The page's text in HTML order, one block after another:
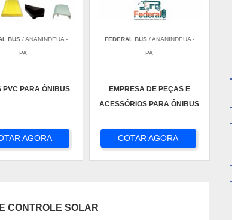
BUS / ANANINDEUA -
PA
PVC PARA ÔNIBUS
AGORA
FEDERAL BUS/ ANANINDEUA -
PA
EMPRESA DE PEÇAS E
ACESSÓRIOS PARA ÔNIBUS
COTAR AGORA
CONTROLE SOLAR